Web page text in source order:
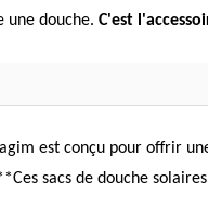
une douche. C'est
est conçu pour offrir
sacs de douche